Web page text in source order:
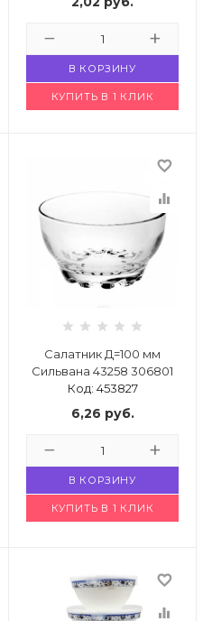
В КОРЗИНУ
КУПИТЬ В 1 КЛИК
favorite_border
equalizer
Салатник Д=100 мм
Сильвана 43258 306801
Код: 453827
6,26 руб.
В КОРЗИНУ
КУПИТЬ В 1 КЛИК
favorite_border
equalizer